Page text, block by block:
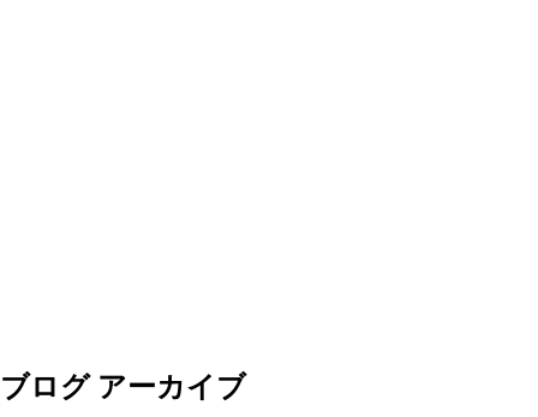
ブログ アーカイブ